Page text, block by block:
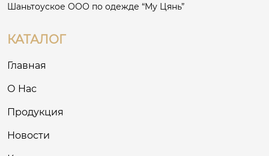
Шаньтоуское ООО по одежде “Му Цянь”
КАТАЛОГ
Главная
О Нас
Продукция
Новости